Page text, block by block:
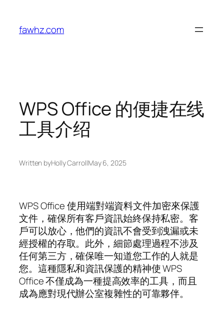
content
fawhz.com
WPS Office 的便捷在线
工具介绍
Written byHolly CarrollMay 6, 2025
WPS Office 使用端對端資料文件加密來保護
文件，確保所有客戶資訊始終保持私密。客
戶可以放心，他們的資訊不會受到洩漏或未
經授權的存取。此外，細節處理過程不涉及
任何第三方，確保唯一知道您工作的人就是
您。這種隱私和資訊保護的精神使 WPS
Office 不僅成為一種提高效率的工具，而且
成為應對現代辦公室複雜性的可靠夥伴。